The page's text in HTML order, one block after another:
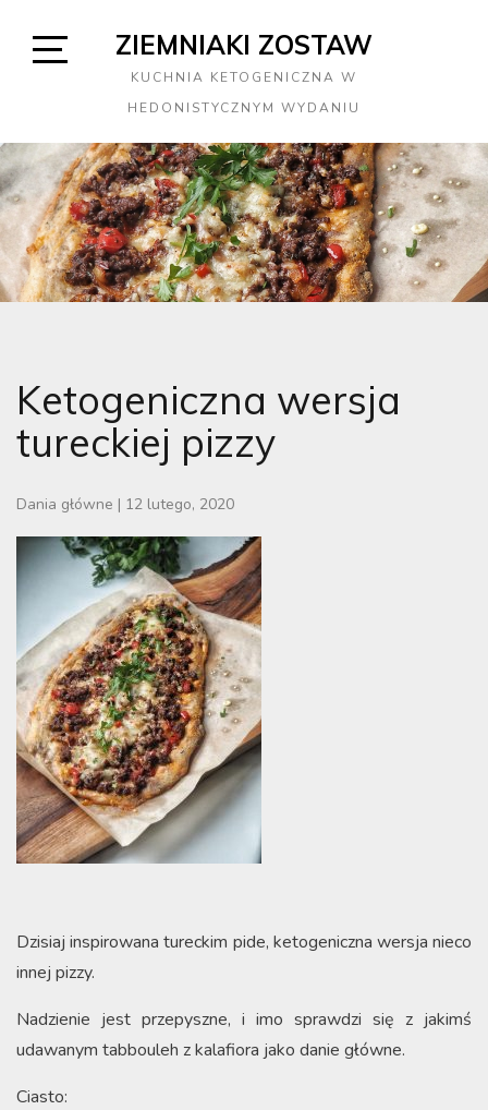
ZIEMNIAKI ZOSTAW
KUCHNIA KETOGENICZNA W
HEDONISTYCZNYM WYDANIU
Ketogeniczna wersja
tureckiej pizzy
Dania główne | 12 lutego, 2020
Dzisiaj inspirowana tureckim pide, ketogeniczna wersja nieco
innej pizzy.
Nadzienie jest przepyszne, i imo sprawdzi się z jakimś
udawanym tabbouleh z kalafiora jako danie główne.
Ciasto: